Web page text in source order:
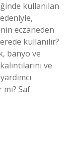
kullanılan
eczaneden
kullanılır?
banyo ve
ve
Saf